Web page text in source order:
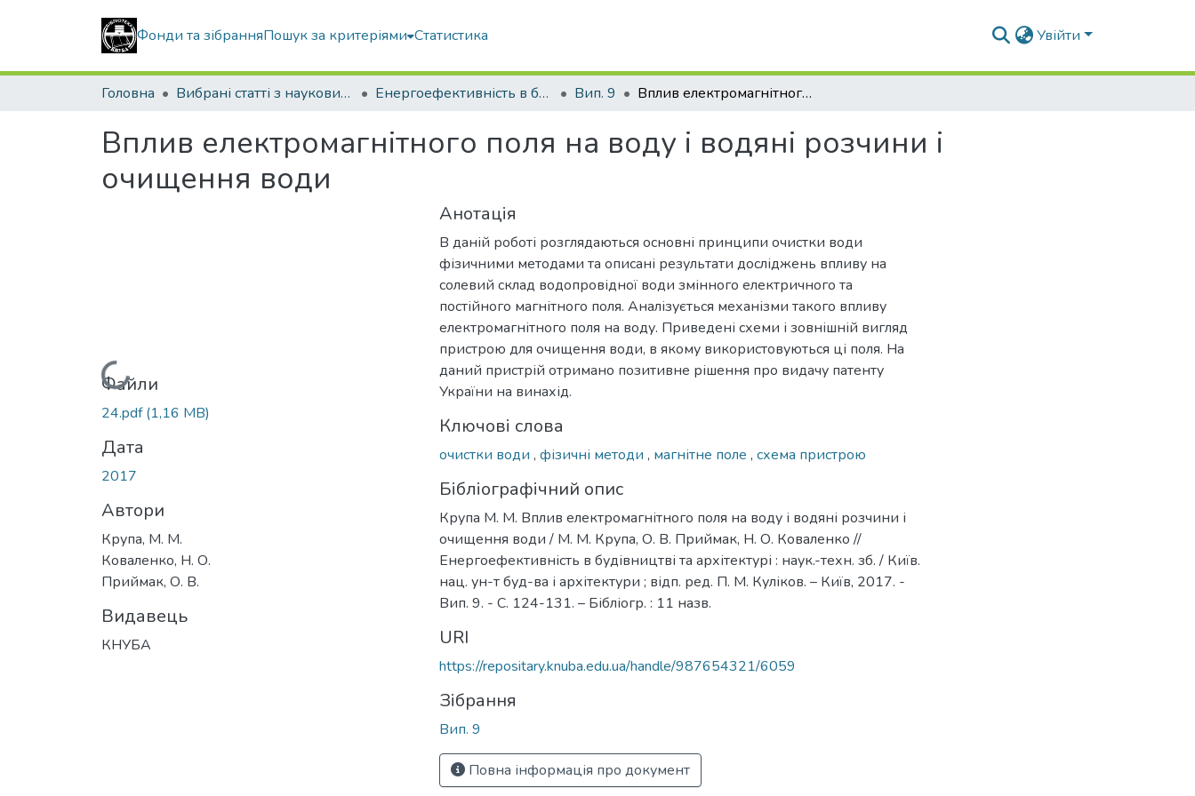
Фонди та зібранняПошук за критеріями Статистика Увійти
Головна Вибрані статті з наукових збірників КНУБА Енергоефективність в будівництві та архітектурі Вип. 9 Вплив електромагнітного поля на воду і водяні розчини і очищення води
Вплив електромагнітного поля на воду і водяні розчини і
очищення води
Вантажиться...
Файли
24.pdf(1,16 MB)
Дата
2017
Автори
Крупа, М. М.
Коваленко, Н. О.
Приймак, О. В.
Видавець
КНУБА
Анотація
В даній роботі розглядаються основні принципи очистки води
фізичними методами та описані результати досліджень впливу на
солевий склад водопровідної води змінного електричного та
постійного магнітного поля. Аналізується механізми такого впливу
електромагнітного поля на воду. Приведені схеми і зовнішній вигляд
пристрою для очищення води, в якому використовуються ці поля. На
даний пристрій отримано позитивне рішення про видачу патенту
України на винахід.
Ключові слова
очистки води , фізичні методи , магнітне поле , схема пристрою
Бібліографічний опис
Крупа М. М. Вплив електромагнітного поля на воду і водяні розчини і
очищення води / М. М. Крупа, О. В. Приймак, Н. О. Коваленко //
Енергоефективність в будівництві та архітектурі : наук.-техн. зб. / Київ.
нац. ун-т буд-ва і архітектури ; відп. ред. П. М. Куліков. – Київ, 2017. -
Вип. 9. - С. 124-131. – Бібліогр. : 11 назв.
URI
https://repositary.knuba.edu.ua/handle/987654321/6059
Зібрання
Вип. 9
Повна інформація про документ